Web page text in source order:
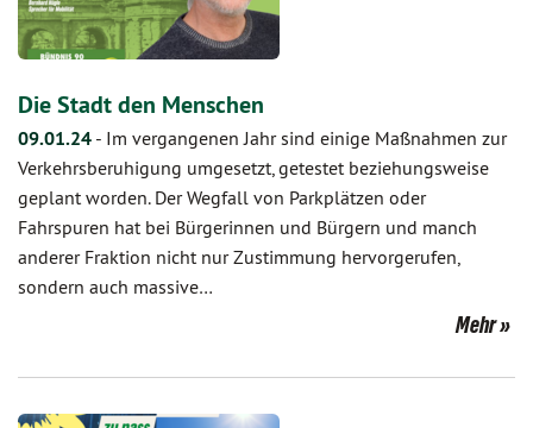
Die Stadt den Menschen
09.01.24 - Im vergangenen Jahr sind einige Maßnahmen zur
Verkehrsberuhigung umgesetzt, getestet beziehungsweise
geplant worden. Der Wegfall von Parkplätzen oder
Fahrspuren hat bei Bürgerinnen und Bürgern und manch
anderer Fraktion nicht nur Zustimmung hervorgerufen,
sondern auch massive…
Mehr